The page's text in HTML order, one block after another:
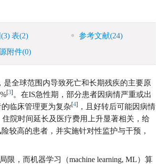
(3)表(2) 参考文献(24)
附件(0)
是全球范围内导致死亡和长期残疾的主要原
[3] 。在IS急性期，部分患者因病情严重或出
的临床管理更为复杂[4] ，且好转后可能因病情
院时间延长及医疗费用上升显著相关，给
较高的患者，并实施针对性监护与干预，
，而机器学习（machine learning, ML）算